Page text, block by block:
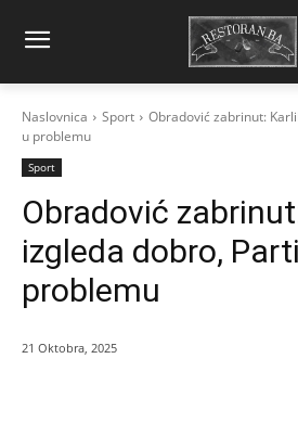
Naslovnica Sport
Obradović zabrinut:
u problemu
Sport
Obradović
izgleda dobro,
problemu
21 Oktobra, 2025